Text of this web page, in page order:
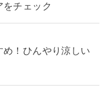
チェック
め！ひんやり涼しい